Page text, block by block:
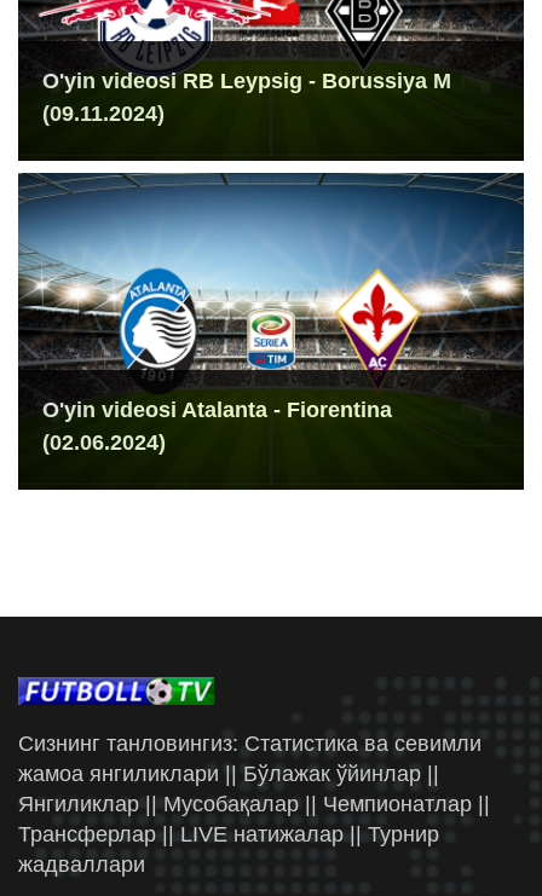
O'yin videosi RB Leypsig - Borussiya M
(09.11.2024)
O'yin videosi Atalanta - Fiorentina
(02.06.2024)
Сизнинг танловингиз: Статистика ва севимли
жамоа янгиликлари || Бўлажак ўйинлар ||
Янгиликлар || Мусобақалар || Чемпионатлар ||
Трансферлар || LIVE натижалар || Турнир
жадваллари